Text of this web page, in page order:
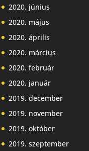
2020. június
2020. május
2020. április
2020. március
2020. február
2020. január
2019. december
2019. november
2019. október
2019. szeptember